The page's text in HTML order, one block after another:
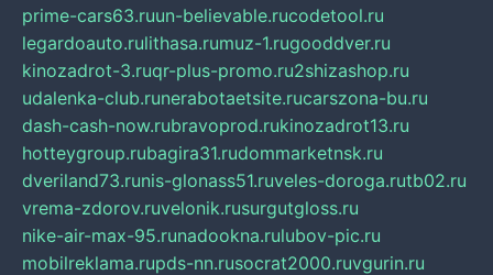
prime-cars63.ruun-believable.rucodetool.ru
legardoauto.rulithasa.rumuz-1.rugooddver.ru
kinozadrot-3.ruqr-plus-promo.ru2shizashop.ru
udalenka-club.runerabotaetsite.rucarszona-bu.ru
dash-cash-now.rubravoprod.rukinozadrot13.ru
hotteygroup.rubagira31.rudommarketnsk.ru
dveriland73.runis-glonass51.ruveles-doroga.rutb02.ru
vrema-zdorov.ruvelonik.rusurgutgloss.ru
nike-air-max-95.runadookna.rulubov-pic.ru
mobilreklama.rupds-nn.rusocrat2000.ruvgurin.ru